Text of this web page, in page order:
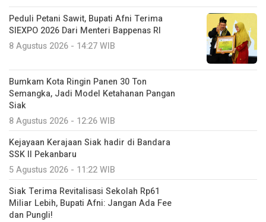
Peduli Petani Sawit, Bupati Afni Terima
SIEXPO 2026 Dari Menteri Bappenas RI
8 Agustus 2026 - 14:27 WIB
Bumkam Kota Ringin Panen 30 Ton
Semangka, Jadi Model Ketahanan Pangan
Siak
8 Agustus 2026 - 12:26 WIB
Kejayaan Kerajaan Siak hadir di Bandara
SSK II Pekanbaru
5 Agustus 2026 - 11:22 WIB
Siak Terima Revitalisasi Sekolah Rp61
Miliar Lebih, Bupati Afni: Jangan Ada Fee
dan Pungli!